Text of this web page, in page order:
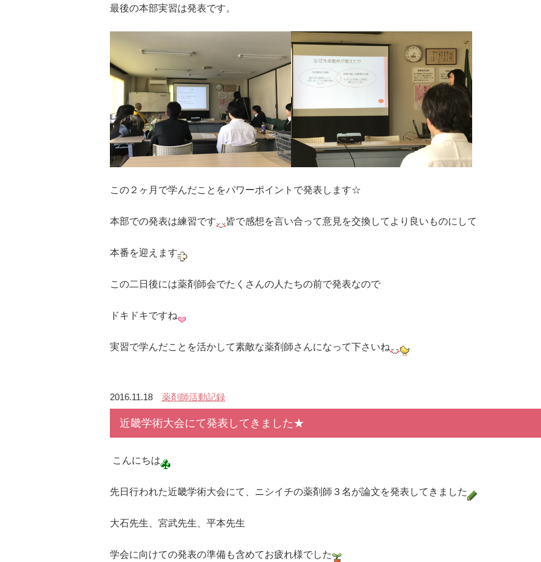
最後の本部実習は発表です。
この２ヶ月で学んだことをパワーポイントで発表します☆
本部での発表は練習です 皆で感想を言い合って意見を交換してより良いものにして
本番を迎えます
この二日後には薬剤師会でたくさんの人たちの前で発表なので
ドキドキですね
実習で学んだことを活かして素敵な薬剤師さんになって下さいね
2016.11.18 薬剤師活動記録
近畿学術大会にて発表してきました★
こんにちは
先日行われた近畿学術大会にて、ニシイチの薬剤師３名が論文を発表してきました
大石先生、宮武先生、平本先生
学会に向けての発表の準備も含めてお疲れ様でした